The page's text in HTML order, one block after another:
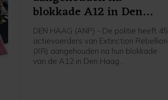
blokkade A12 in Den
Haag
DEN HAAG (ANP) - De politie heeft 45
actievoerders van Extinction Rebellion
(XR) aangehouden na hun blokkade
van de A12 in Den Haag